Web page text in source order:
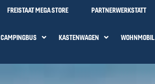
FREISTAAT MEGA STORE PARTNERWERKSTATT
CAMPINGBUS KASTENWAGEN WOHNMOBIL